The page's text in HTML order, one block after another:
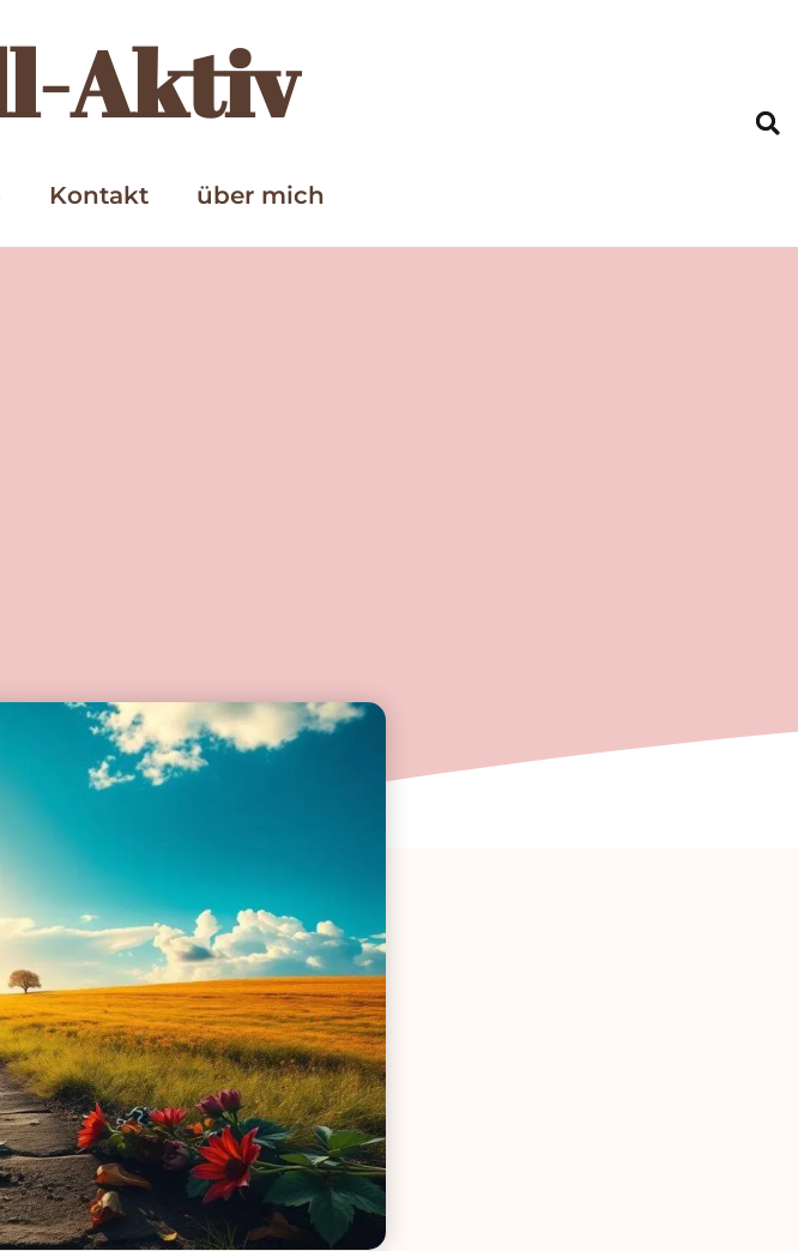
Aktiv
Kontakt über mich